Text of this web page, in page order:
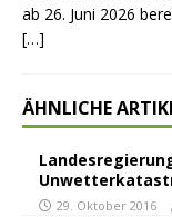
ab 26. Juni 2026
[…]
ÄHNLICHE
29. Oktober 2016